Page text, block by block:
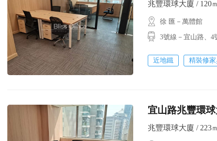
兆豐環球大廈 / 120
徐 匯－萬體館
3號線－宜山路
近地鐵 精裝修
宜山路兆豐環
兆豐環球大廈 / 223